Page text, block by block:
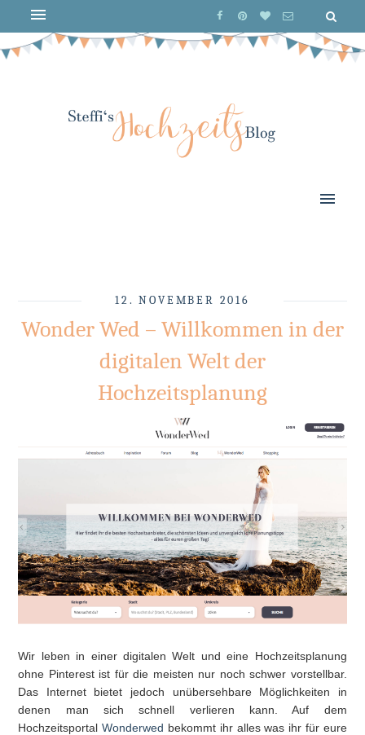
12. NOVEMBER 2016
Wonder Wed – Willkommen in der
digitalen Welt der
Hochzeitsplanung
Wir leben in einer digitalen Welt und eine Hochzeitsplanung
ohne Pinterest ist für die meisten nur noch schwer vorstellbar.
Das Internet bietet jedoch unübersehbare Möglichkeiten in
denen man sich schnell verlieren kann. Auf dem
HochzeitsportalWonderwed bekommt ihr alles was ihr für eure